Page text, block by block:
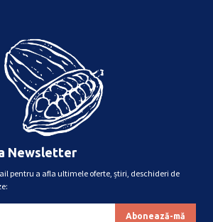
Newsletter
pentru a afla ultimele oferte, știri, deschideri de